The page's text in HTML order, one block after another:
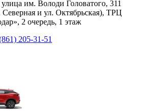
улица им. Володи Головатого, 311
Северная и ул. Октябрьская), ТРЦ
2 очередь, 1 этаж
205-31-51